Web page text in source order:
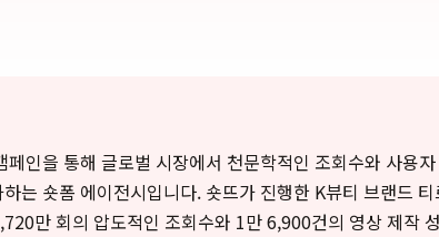
페인을 통해 글로벌 시장에서 천문학적인 조회수와 사용
는 숏폼 에이전시입니다. 숏뜨가 진행한 K뷰티 브랜드
만 회의 압도적인 조회수와 1만 6,900건의 영상 제작